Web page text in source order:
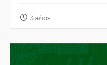
3 años